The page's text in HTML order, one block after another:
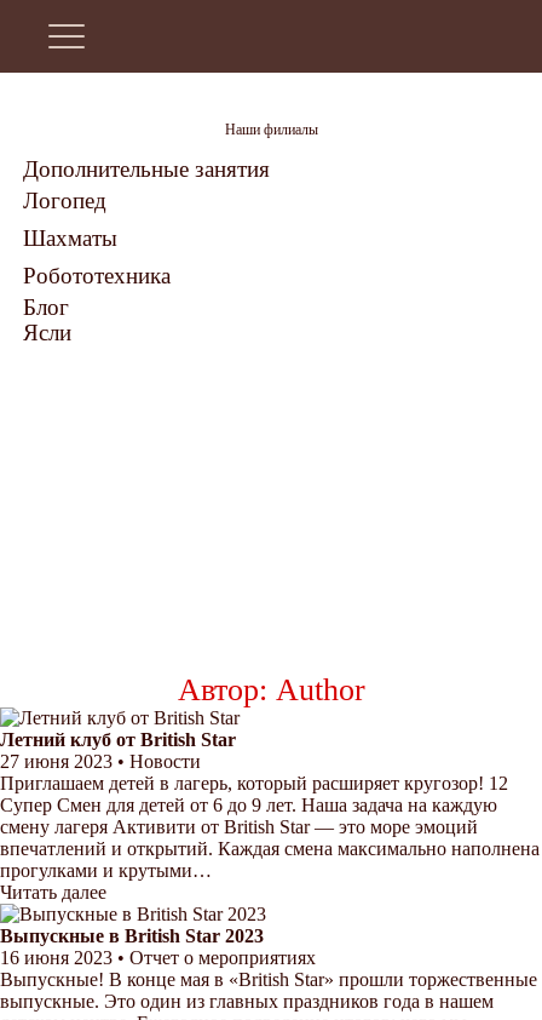
Наши филиалы
Дополнительные занятия
Логопед
Шахматы
Робототехника
Блог
Ясли
Автор: Author
Летний клуб от British Star
27 июня 2023 • Новости
Приглашаем детей в лагерь, который расширяет кругозор! 12
Супер Смен для детей от 6 до 9 лет. Наша задача на каждую
смену лагеря Активити от British Star — это море эмоций
впечатлений и открытий. Каждая смена максимально наполнена
прогулками и крутыми…
Читать далее
Выпускные в British Star 2023
16 июня 2023 • Отчет о мероприятиях
Выпускные! В конце мая в «British Star» прошли торжественные
выпускные. Это один из главных праздников года в нашем